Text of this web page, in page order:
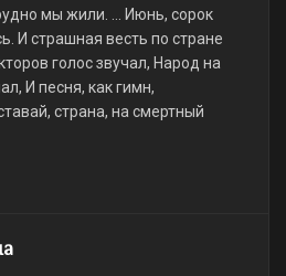
мы жили. … Июнь, сорок
И страшная весть по стране
голос звучал, Народ на
И песня, как гимн,
страна, на смертный